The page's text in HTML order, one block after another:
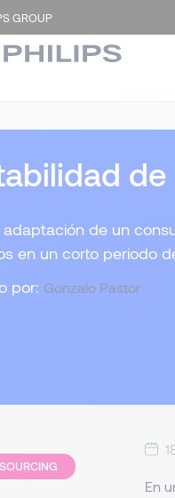
GROUP
de
de un
en un corto periodo
por: Gonzalo Pastor
En